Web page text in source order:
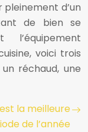
d’un
de bien se
voici trois
réchaud, une
la meilleure
de l’année